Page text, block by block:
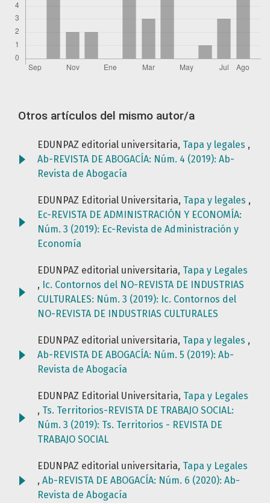
Otros artículos del mismo autor/a
EDUNPAZ editorial universitaria, Tapa y legales ,
Ab-REVISTA DE ABOGACÍA: Núm. 4 (2019): Ab-
Revista de Abogacía
EDUNPAZ Editorial Universitaria, Tapa y legales ,
Ec-REVISTA DE ADMINISTRACIÓN Y ECONOMÍA:
Núm. 3 (2019): Ec-Revista de Administración y
Economía
EDUNPAZ editorial universitaria, Tapa y Legales
, Ic. Contornos del NO-REVISTA DE INDUSTRIAS
CULTURALES: Núm. 3 (2019): Ic. Contornos del
NO-REVISTA DE INDUSTRIAS CULTURALES
EDUNPAZ editorial universitaria, Tapa y legales ,
Ab-REVISTA DE ABOGACÍA: Núm. 5 (2019): Ab-
Revista de Abogacía
EDUNPAZ Editorial Universitaria, Tapa y Legales
, Ts. Territorios-REVISTA DE TRABAJO SOCIAL:
Núm. 3 (2019): Ts. Territorios - REVISTA DE
TRABAJO SOCIAL
EDUNPAZ editorial universitaria, Tapa y Legales
, Ab-REVISTA DE ABOGACÍA: Núm. 6 (2020): Ab-
Revista de Abogacía